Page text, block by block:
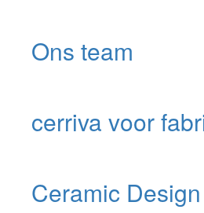
Ons team
cerriva voor
Ceramic